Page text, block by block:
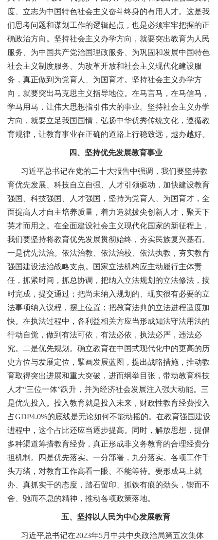
度、立志为中国特色社会主义奋斗终身的有用人才。这是我
们思考问题和谋划工作的逻辑起点，也是必须牢牢把握的正
确政治方向。坚持社会主义办学方向，就要突出教育为人民
服务、为中国共产党治国理政服务、为巩固和发展中国特色
社会主义制度服务、为改革开放和社会主义现代化建设服
务，真正做到为党育人、为国育才。坚持社会主义办学方
向，就要突出马克思主义指导地位。在马言马，在马信马，
学马用马，让伟大思想指引伟大的事业。坚持社会主义办学
方向，就要立足我国国情，弘扬中华优秀传统文化，遵循教
育规律，让教育事业在正确的道路上行稳致远，越办越好。
四、坚持优先发展教育事业
习近平总书记在党的二十大报告中强调，我们要坚持教
育优先发展、科技自立自强、人才引领驱动，加快建设教育
强国、科技强国、人才强国，坚持为党育人、为国育才，全
面提高人才自主培养质量，着力造就拔尖创新人才，聚天下
英才而用之。在全面建设社会主义现代化国家的新征程上，
我们要坚持将教育优先发展贯彻始终，夯实民族复兴基石。
一是优先法治。依法治教、依法治校、依法执教，夯实教育
强国建设法治战略支点。国家立法机构应主动履行主体责
任，抓紧时间，抓总协调，把纳入立法规划的立法修法，按
时完成，提交通过；把尚未纳入规划的、现实很有必要的立
法事项纳入议程，摆上位置；把教育法典的立法进程适度加
快。在执法过程中，各利益相关方应当形成知法守法用法的
行动自觉，做到有法可依，有法必依，执法必严，违法必
究。二是优先规划。确立教育在中国式现代化中的更高的历
史方位与发展定位，擘画发展蓝图，提出战略措施，推动教
育取得突出进展和重大突破，进而纲举目张，带动教育科技
人才“三位一体”跃升，并为经济社会发展注入强大动能。三
是优先投入。投入教育就是投入未来，财政性教育经费投入
占GDP4.0%的底线是无论如何不能动摇的。在教育强国建设
进程中，这个占比还应当逐步提高。同时，解放思想，提倡
多种渠道筹措教育经费，真正形成非义务教育的合理经费分
担机制。四是优先落实。一分部署，九分落实。各项工作千
头万绪，对教育工作高看一眼、不能等待。要形成马上就
办、真抓实干的态度，踏石留印、抓铁有痕的劲头，锲而不
舍、驰而不息的精神，推动各项政策落地。
五、坚持以人民为中心发展教育
习近平总书记在2023年5月中共中央政治局第五次集体